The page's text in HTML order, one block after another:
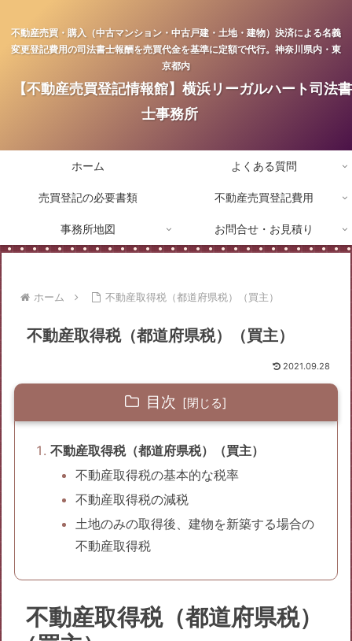
不動産売買・購入（中古マンション・中古戸建・土地・建物）決済による名義
変更登記費用の司法書士報酬を売買代金を基準に定額で代行。神奈川県内・東
京都内
【不動産売買登記情報館】横浜リーガルハート司法書
士事務所
ホーム よくある質問
売買登記の必要書類 不動産売買登記費用
事務所地図 お問合せ・お見積り
ホーム 不動産取得税（都道府県税）（買主）
不動産取得税（都道府県税）（買主）
2021.09.28
目次
不動産取得税（都道府県税）（買主）
不動産取得税の基本的な税率
不動産取得税の減税
土地のみの取得後、建物を新築する場合の
不動産取得税
不動産取得税（都道府県税）